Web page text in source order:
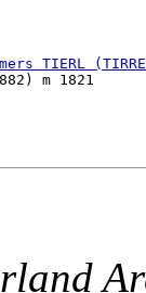
TIERL
m 1821